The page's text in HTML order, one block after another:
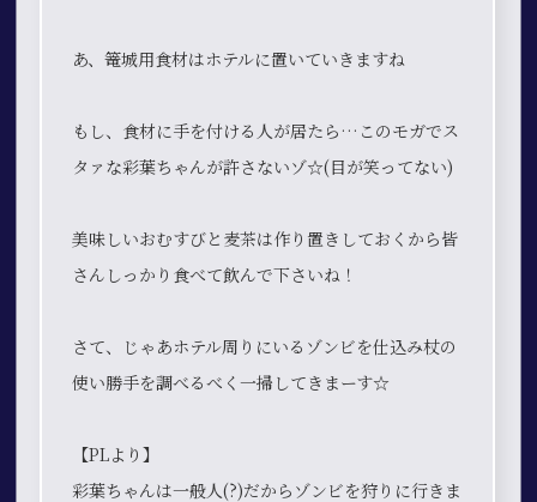
あ、篭城用食材はホテルに置いていきますね
もし、食材に手を付ける人が居たら…このモガでス
タァな彩葉ちゃんが許さないゾ☆(目が笑ってない)
美味しいおむすびと麦茶は作り置きしておくから皆
さんしっかり食べて飲んで下さいね！
さて、じゃあホテル周りにいるゾンビを仕込み杖の
使い勝手を調べるべく一掃してきまーす☆
【PLより】
彩葉ちゃんは一般人(?)だからゾンビを狩りに行きま